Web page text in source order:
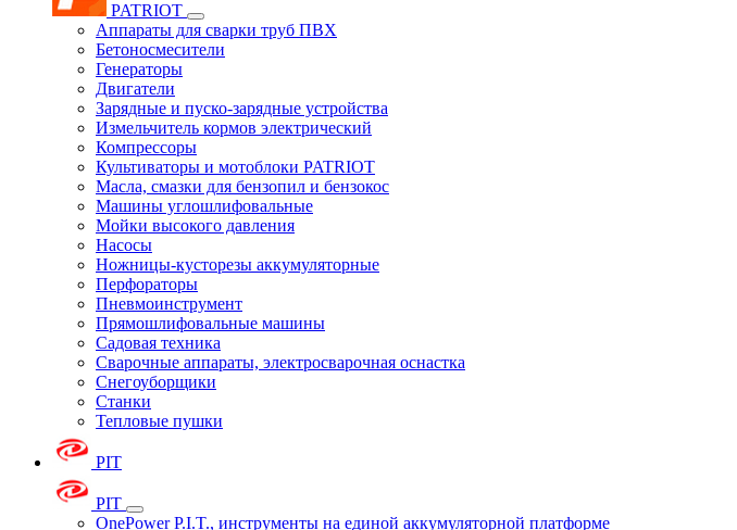
PATRIOT
Аппараты для сварки труб ПВХ
Бетоносмесители
Генераторы
Двигатели
Зарядные и пуско-зарядные устройства
Измельчитель кормов электрический
Компрессоры
Культиваторы и мотоблоки PATRIOT
Масла, смазки для бензопил и бензокос
Машины углошлифовальные
Мойки высокого давления
Насосы
Ножницы-кусторезы аккумуляторные
Перфораторы
Пневмоинструмент
Прямошлифовальные машины
Садовая техника
Сварочные аппараты, электросварочная оснастка
Снегоуборщики
Станки
Тепловые пушки
PIT
PIT
OnePower P.I.T., инструменты на единой аккумуляторной платформе